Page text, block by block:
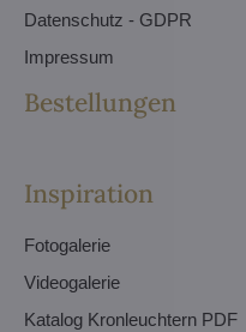
Datenschutz - GDPR
Impressum
Bestellungen
Inspiration
Fotogalerie
Videogalerie
Katalog Kronleuchtern PDF